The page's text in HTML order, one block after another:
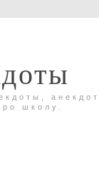
школу.